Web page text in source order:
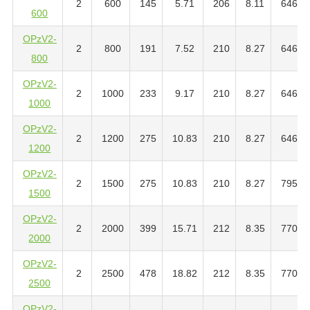
600
2 600 145 5.71 206 8.11 646
OPzV2-
800
2 800 191 7.52 210 8.27 646
OPzV2-
1000
2 1000 233 9.17 210 8.27 646
OPzV2-
1200
2 1200 275 10.83 210 8.27 646
OPzV2-
1500
2 1500 275 10.83 210 8.27 795
OPzV2-
2000
2 2000 399 15.71 212 8.35 770
OPzV2-
2500
2 2500 478 18.82 212 8.35 770